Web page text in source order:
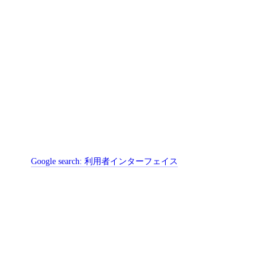
Google search:利用者インターフェイス